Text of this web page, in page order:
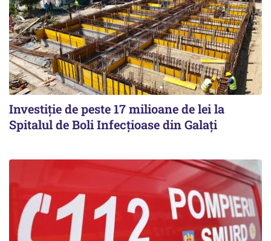
Investiție de peste 17 milioane de lei la
Spitalul de Boli Infecțioase din Galați